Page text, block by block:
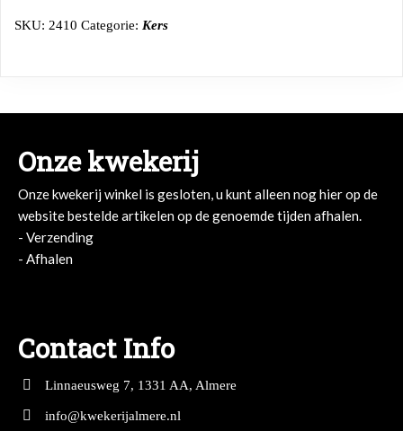
SKU: 2410 Categorie: Kers
Onze kwekerij
Onze kwekerij winkel is gesloten, u kunt alleen nog hier op de
website bestelde artikelen op de genoemde tijden afhalen.
- Verzending
- Afhalen
Contact Info
Linnaeusweg 7, 1331 AA, Almere
info@kwekerijalmere.nl